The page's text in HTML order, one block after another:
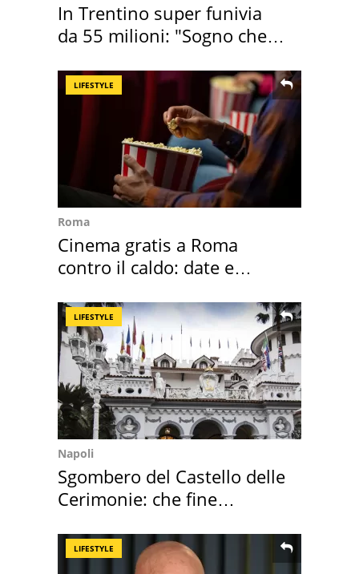
In Trentino super funivia
da 55 milioni: "Sogno che si
LIFESTYLE
Roma
Cinema gratis a Roma
contro il caldo: date e
LIFESTYLE
Napoli
Sgombero del Castello delle
Cerimonie: che fine
LIFESTYLE